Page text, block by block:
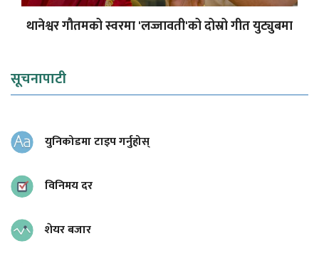
थानेश्वर गौतमको स्वरमा 'लज्जावती'को दोस्रो गीत युट्युबमा
सूचनापाटी
युनिकोडमा टाइप गर्नुहोस्
विनिमय दर
शेयर बजार